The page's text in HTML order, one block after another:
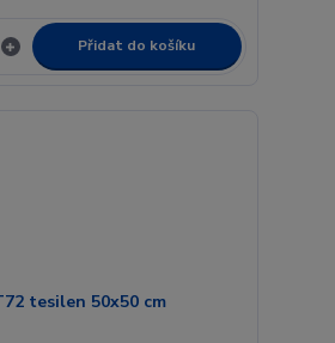
Přidat do košíku